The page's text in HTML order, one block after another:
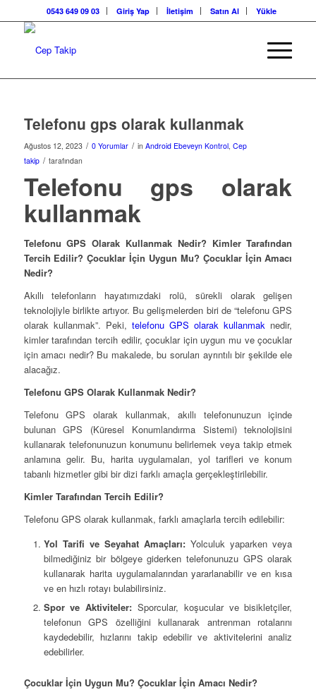
0543 649 09 03 Giriş Yap İletişim Satın Al Yükle
Telefonu gps olarak kullanmak
Ağustos 12, 2023 / 0 Yorumlar / in Android Ebeveyn Kontrol, Cep
takip / tarafından
Telefonu gps olarak
kullanmak
Telefonu GPS Olarak Kullanmak Nedir? Kimler Tarafından
Tercih Edilir? Çocuklar İçin Uygun Mu? Çocuklar İçin Amacı
Nedir?
Akıllı telefonların hayatımızdaki rolü, sürekli olarak gelişen
teknolojiyle birlikte artıyor. Bu gelişmelerden biri de “telefonu GPS
olarak kullanmak”. Peki, telefonu GPS olarak kullanmak nedir,
kimler tarafından tercih edilir, çocuklar için uygun mu ve çocuklar
için amacı nedir? Bu makalede, bu soruları ayrıntılı bir şekilde ele
alacağız.
Telefonu GPS Olarak Kullanmak Nedir?
Telefonu GPS olarak kullanmak, akıllı telefonunuzun içinde
bulunan GPS (Küresel Konumlandırma Sistemi) teknolojisini
kullanarak telefonunuzun konumunu belirlemek veya takip etmek
anlamına gelir. Bu, harita uygulamaları, yol tarifleri ve konum
tabanlı hizmetler gibi bir dizi farklı amaçla gerçekleştirilebilir.
Kimler Tarafından Tercih Edilir?
Telefonu GPS olarak kullanmak, farklı amaçlarla tercih edilebilir:
Yol Tarifi ve Seyahat Amaçları: Yolculuk yaparken veya
bilmediğiniz bir bölgeye giderken telefonunuzu GPS olarak
kullanarak harita uygulamalarından yararlanabilir ve en kısa
ve en hızlı rotayı bulabilirsiniz.
Spor ve Aktiviteler: Sporcular, koşucular ve bisikletçiler,
telefonun GPS özelliğini kullanarak antrenman rotalarını
kaydedebilir, hızlarını takip edebilir ve aktivitelerini analiz
edebilirler.
Çocuklar İçin Uygun Mu? Çocuklar İçin Amacı Nedir?